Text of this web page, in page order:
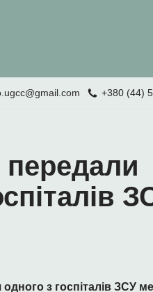
+380 (44)
з госпіталів ЗСУ